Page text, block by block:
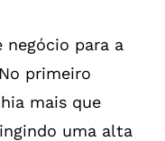
negócio para a
primeiro
mais que
uma alta